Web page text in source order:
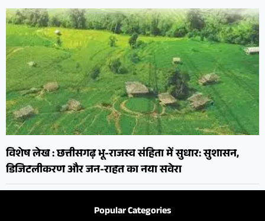
विशेष लेख : छत्तीसगढ़ भू-राजस्व संहिता में सुधार: सुशासन,
डिजिटलीकरण और जन-राहत का नया सवेरा
Popular Categories